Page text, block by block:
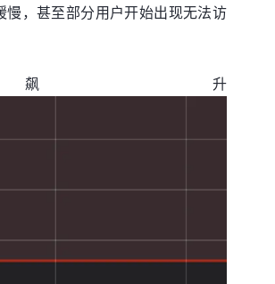
，甚至部分用户开始出现无法访
飙升